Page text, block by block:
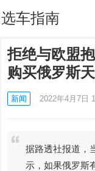
选车指南
拒绝与欧盟
购买俄罗斯
新闻 2022年4月7日
据路透社报道，
示，如果俄罗斯